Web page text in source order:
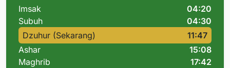
Imsak
04:20
Subuh
04:30
Dzuhur (Sekarang)
11:47
Ashar
15:08
Maghrib
17:42